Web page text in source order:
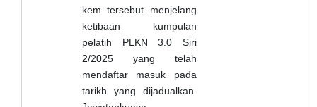
kem tersebut menjelang
ketibaan kumpulan
pelatih PLKN 3.0 Siri
2/2025 yang telah
mendaftar masuk pada
tarikh yang dijadualkan.